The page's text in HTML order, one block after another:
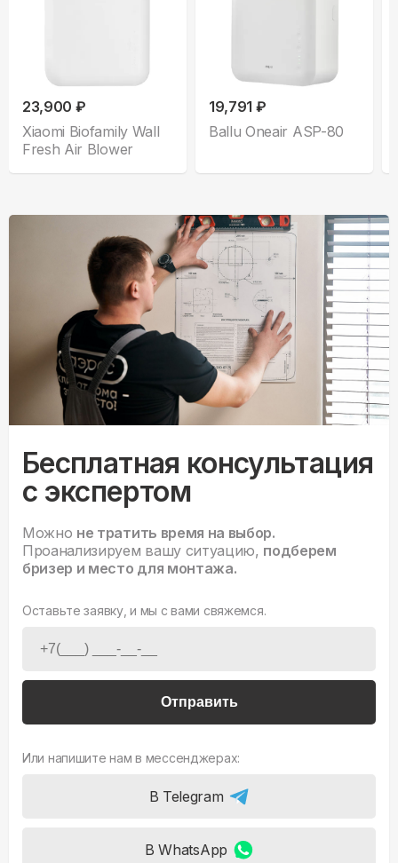
23,900 ₽
Xiaomi Biofamily Wall
Fresh Air Blower
19,791 ₽
Ballu Oneair ASP-80
Бесплатная консультация
с экспертом
Можно не тратить время на выбор.
Проанализируем вашу ситуацию, подберем
бризер и место для монтажа.
Оставьте заявку, и мы с вами свяжемся.
Отправить
Или напишите нам в мессенджерах:
В Telegram
В WhatsApp